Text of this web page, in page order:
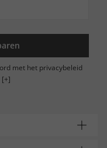
met het privacybeleid
[+]